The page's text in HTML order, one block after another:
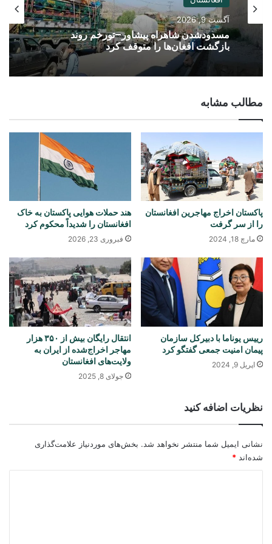
آگست 9, 2026
مسدودشدن شاهراه پیشاور–تورخم روند
بازگشت افغان‌ها را متوقف کرد
مطالب مشابه
پاکستان اخراج مهاجرین افغانستان
را از سر گرفت
مارچ 18, 2024
هند حملات هوایی پاکستان به خاک
افغانستان را شدیداً محکوم کرد
فبروری 23, 2026
رییس یوناما با دبیرکل سازمان
پیمان امنیت جمعی گفتگو کرد
اپریل 9, 2024
انتقال رایگان بیش از ۳۵۰ هزار
مهاجر اخراج‌شده از ایران به
ولایت‌های افغانستان
جولای 8, 2025
نظریات اضافه کنید
نشانی ایمیل شما منتشر نخواهد شد. بخش‌های موردنیاز علامت‌گذاری
شده‌اند *